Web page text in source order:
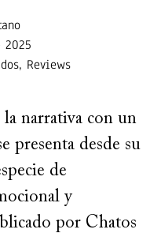
, Reviews
la narrativa con un
presenta desde su
de
y
por Chatos